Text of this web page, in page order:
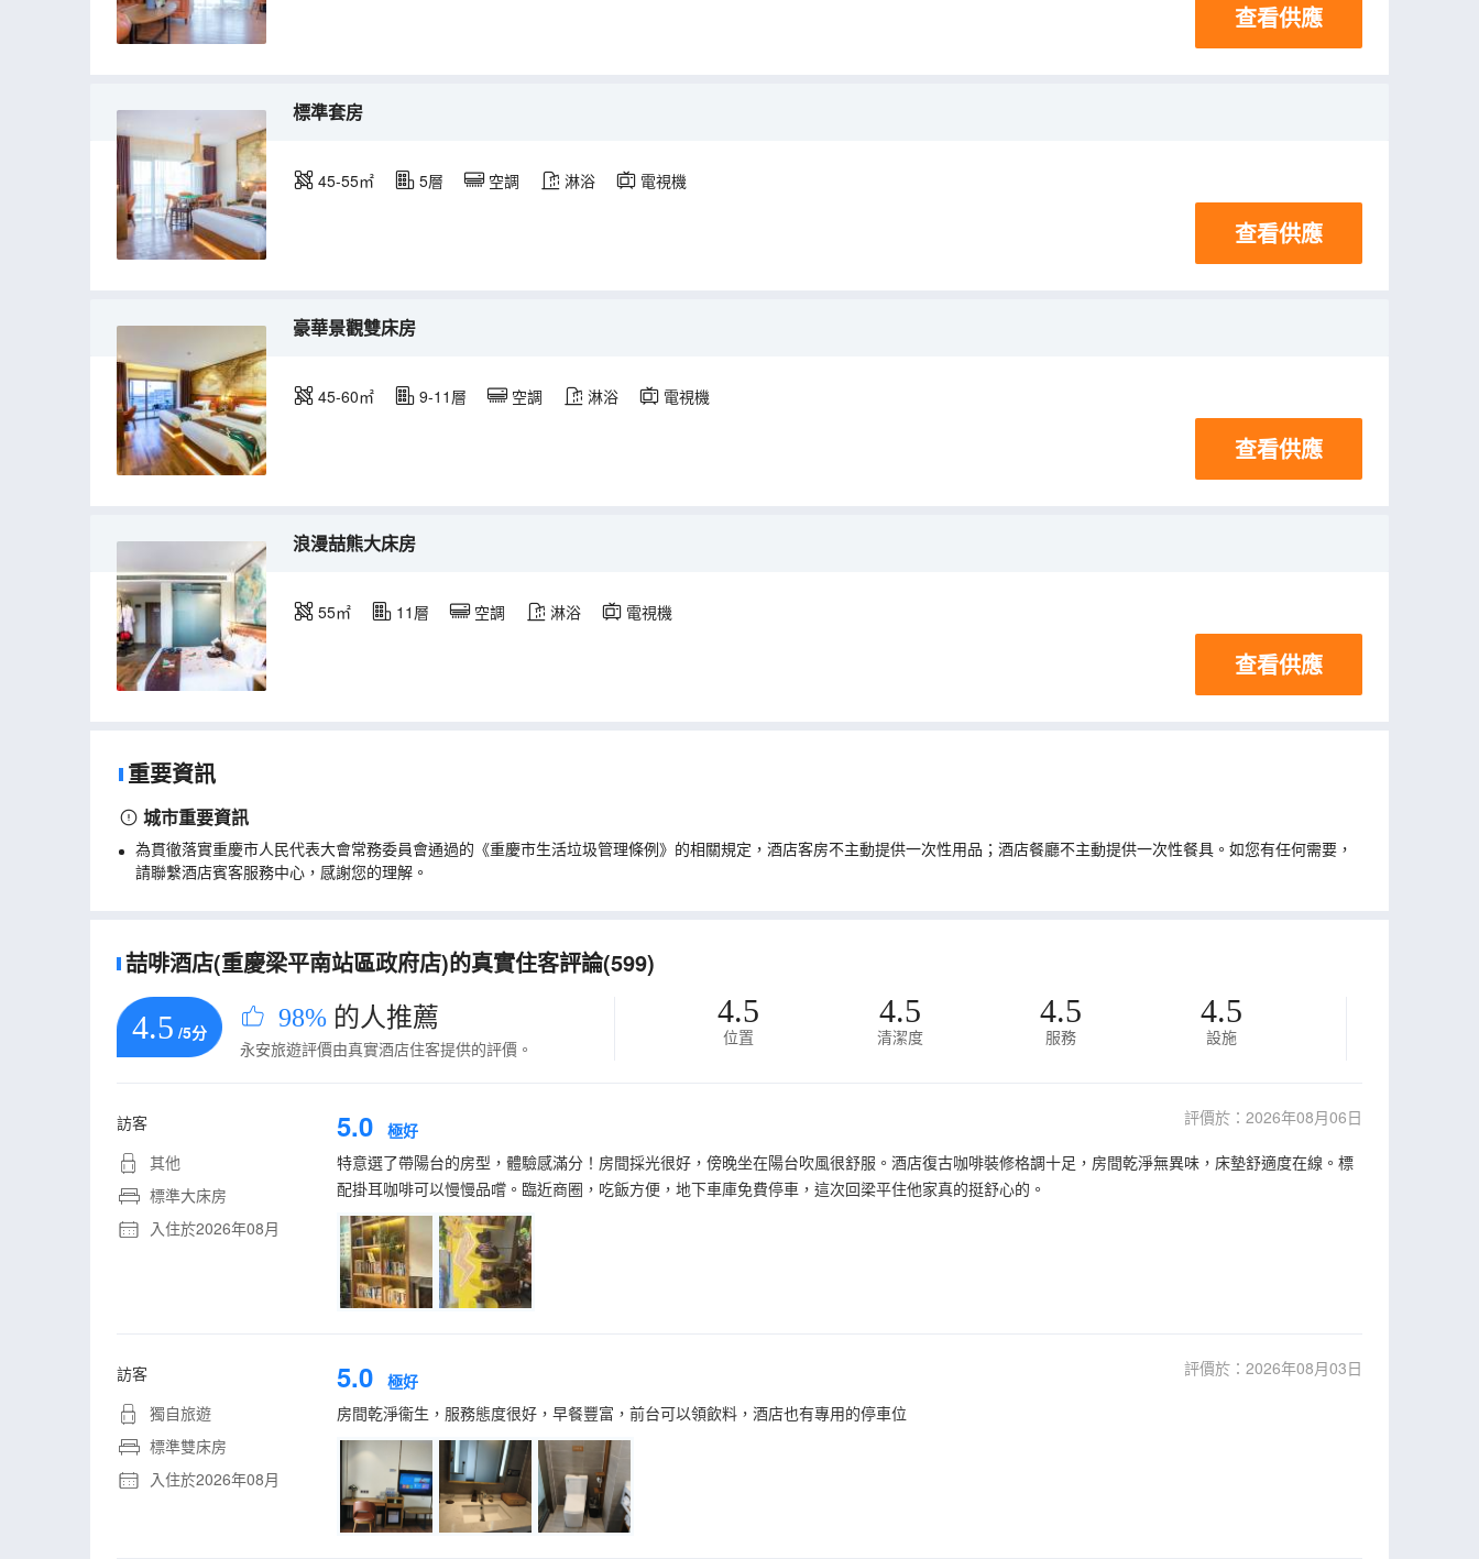
查看供應
標準套房
45-55㎡ 5層 空調 淋浴 電視機
查看供應
豪華景觀雙床房
45-60㎡ 9-11層 空調 淋浴 電視機
查看供應
浪漫喆熊大床房
55㎡ 11層 空調 淋浴 電視機
查看供應
重要資訊
城市重要資訊
為貫徹落實重慶市人民代表大會常務委員會通過的《重慶市生活垃圾管理條例》的相關規定，酒店客房不主動提供一次性用品；酒店餐廳不主動提供一次性餐具。如您有任何需要，
請聯繫酒店賓客服務中心，感謝您的理解。
喆啡酒店(重慶梁平南站區政府店)的真實住客評論(599)
4.5 /5分 98% 的人推薦
永安旅遊評價由真實酒店住客提供的評價。
4.5
位置
4.5
清潔度
4.5
服務
4.5
設施
訪客
其他
標準大床房
入住於2026年08月
5.0 極好
評價於：2026年08月06日
特意選了帶陽台的房型，體驗感滿分！房間採光很好，傍晚坐在陽台吹風很舒服。酒店復古咖啡裝修格調十足，房間乾淨無異味，床墊舒適度在線。標
配掛耳咖啡可以慢慢品嚐。臨近商圈，吃飯方便，地下車庫免費停車，這次回梁平住他家真的挺舒心的。
訪客
獨自旅遊
標準雙床房
入住於2026年08月
5.0 極好
評價於：2026年08月03日
房間乾淨衞生，服務態度很好，早餐豐富，前台可以領飲料，酒店也有專用的停車位